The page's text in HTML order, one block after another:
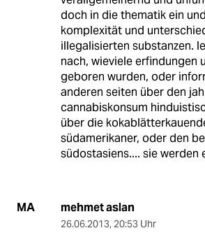
doch in die thematik ein
komplexität und
illegalisierten substanzen.
nach, wieviele erfindungen
geboren wurden, oder
anderen seiten über den
cannabiskonsum
über die
südamerikaner, oder den
südostasiens.... sie werden
MA mehmet aslan
26.06.2013, 20:53 Uhr